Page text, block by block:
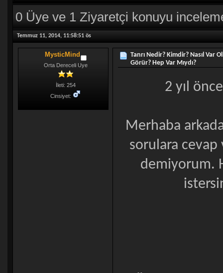
sayısı 8296 defa)
0 Üye ve 1 Ziyaretçi konuyu
Temmuz 11, 2014, 11:58:51 ös
MysticMind
Orta Dereceli Uye
İleti: 254
Cinsiyet:
Tanrı Nedir? Kimdir? Nasıl Var
Görür? Hep Var Mıydı?
2 yıl
Merhaba
sorulara cevap
demiyorum.